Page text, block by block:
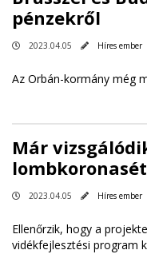
pénzekről
2023.04.05 Híres ember
Az Orbán-kormány még
Már
2023.04.05 Híres ember
Ellenőrzik, hogy a
vidékfejlesztési program